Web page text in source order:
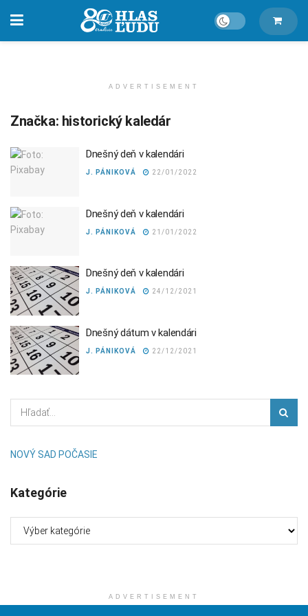
ADVERTISEMENT
Značka: historický kaledár
Dnešný deň v kalendári
J. PÁNIKOVÁ 22/01/2022
Dnešný deň v kalendári
J. PÁNIKOVÁ 21/01/2022
Dnešný deň v kalendári
J. PÁNIKOVÁ 24/12/2021
Dnešný dátum v kalendári
J. PÁNIKOVÁ 22/12/2021
NOVÝ SAD POČASIE
Kategórie
ADVERTISEMENT